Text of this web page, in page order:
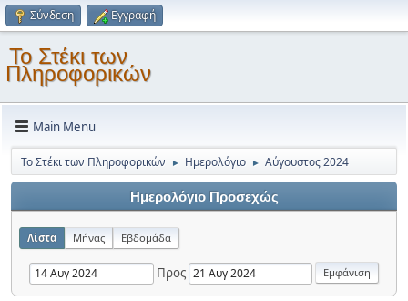
Σύνδεση Εγγραφή
Το Στέκι των
Πληροφορικών
Main Menu
Το Στέκι των Πληροφορικών ► Ημερολόγιο ► Αύγουστος 2024
Ημερολόγιο Προσεχώς
Λίστα Μήνας Εβδομάδα
Προς